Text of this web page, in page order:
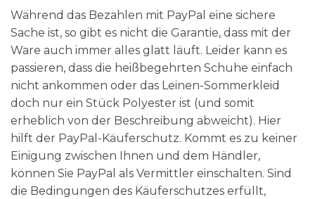
Während das Bezahlen mit PayPal eine sichere
Sache ist, so gibt es nicht die Garantie, dass mit der
Ware auch immer alles glatt läuft. Leider kann es
passieren, dass die heißbegehrten Schuhe einfach
nicht ankommen oder das Leinen-Sommerkleid
doch nur ein Stück Polyester ist (und somit
erheblich von der Beschreibung abweicht). Hier
hilft der PayPal-Käuferschutz. Kommt es zu keiner
Einigung zwischen Ihnen und dem Händler,
können Sie PayPal als Vermittler einschalten. Sind
die Bedingungen des Käuferschutzes erfüllt,